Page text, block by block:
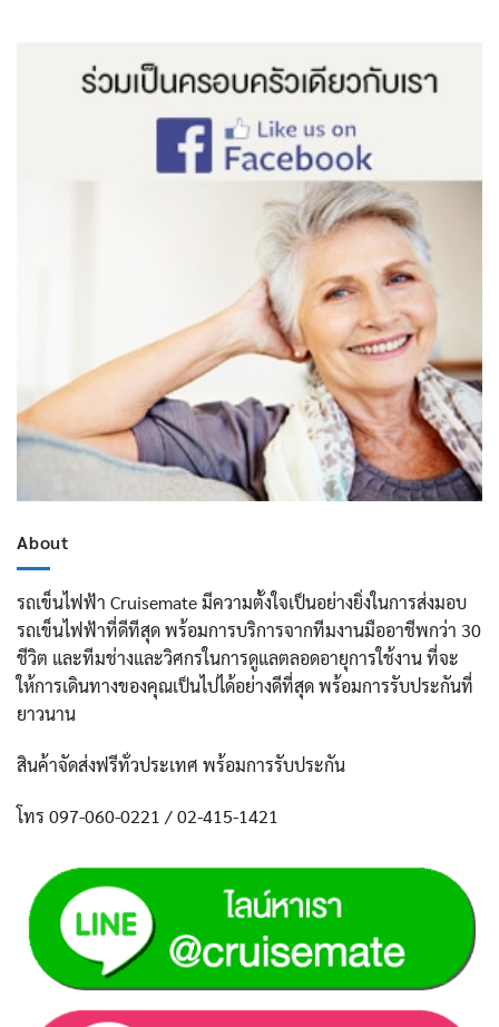
About
รถเข็นไฟฟ้า Cruisemate มีความตั้งใจเป็นอย่างยิ่งในการส่งมอบ
รถเข็นไฟฟ้าที่ดีทีสุด พร้อมการบริการจากทีมงานมืออาชีพกว่า 30
ชีวิต และทีมช่างและวิศกรในการดูแลตลอดอายุการใช้งาน ที่จะ
ให้การเดินทางของคุณเป็นไปได้อย่างดีที่สุด พร้อมการรับประกันที่
ยาวนาน
สินค้าจัดส่งฟรีทั่วประเทศ พร้อมการรับประกัน
โทร 097-060-0221 / 02-415-1421